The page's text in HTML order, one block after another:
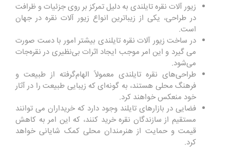
زیور آلات نقره تایلندی به دلیل تمرکز بر روی جزئیات و ظرافت
در طراحی، یکی از زیباترین انواع زیور آلات نقره در جهان
است.
در ساخت زیور آلات نقره تایلندی بیشتر امور با دست صورت
می گیرد و این امر موجب ایجاد اثرات بی‌نظیری در نقره‌جات
می‌شود.
طراحی‌های نقره تایلندی معمولاً الهام‌گرفته از طبیعت و
فرهنگ محلی هستند، به گونه‌ای که زیبایی طبیعت را در آثار
خود منعکس خواهند کرد.
فضایی در بازارهای تایلند وجود دارد که خریداران می ‌توانند
مستقیم از سازندگان نقره خرید کنند، که این امر به کاهش
قیمت و حمایت از هنرمندان محلی کمک شایانی خواهد
کرد.